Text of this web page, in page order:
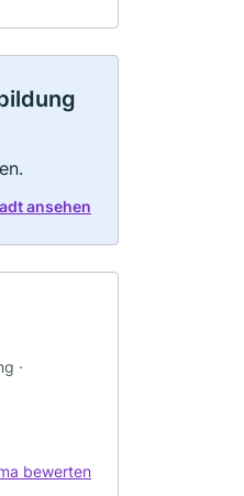
ansehen
·
bewerten